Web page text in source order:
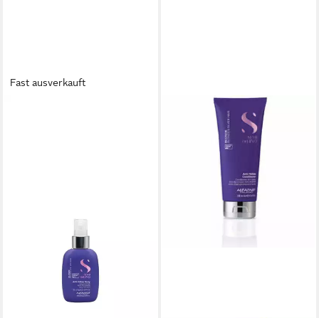
Fast ausverkauft